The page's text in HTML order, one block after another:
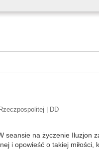
| DD
seansie na życzenie Iluzjon
i opowieść o takiej